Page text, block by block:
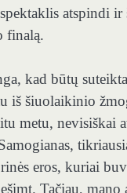
atspindi
finalą.
kad būtų
iš šiuolaikinio
metu, nevisiškai
eros, kuriai
Tačiau, mano